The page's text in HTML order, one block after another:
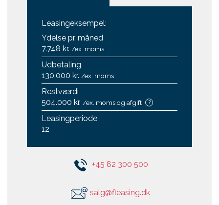
Leasingeksempel:
Ydelse pr. måned
7.748 kr. /ex. moms
Udbetaling
130.000 kr. /ex. moms
Restværdi
504.000 kr. /ex. moms og afgift ?
Leasingperiode
12
+45 82 300 500
salg@fleasing.dk